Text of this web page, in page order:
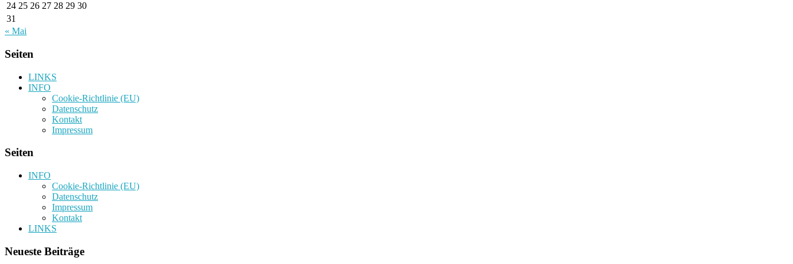
24 25 26 27 28 29 30
31
« Mai
Seiten
LINKS
INFO
Cookie-Richtlinie (EU)
Datenschutz
Kontakt
Impressum
Seiten
INFO
Cookie-Richtlinie (EU)
Datenschutz
Impressum
Kontakt
LINKS
Neueste Beiträge